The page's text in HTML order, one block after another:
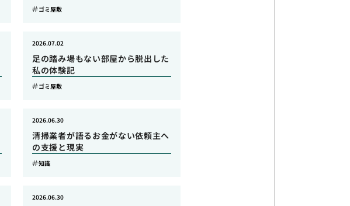
ゴミ屋敷
足の踏み場もない部屋から脱出した
私の体験記
2026.07.02
ゴミ屋敷
清掃業者が語るお金がない依頼主へ
の支援と現実
2026.06.30
知識
2026.06.30